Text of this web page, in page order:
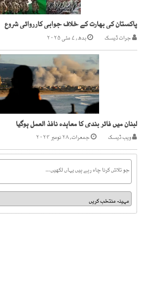
پاکستان کی بھارت کے خلاف جوابی کارروائی شروع
جرات ڈیسک بدھ, ۷ مئی ۲۰۲۵
لبنان میں فائر بندی کا معاہدہ نافذ العمل ہوگیا
ویب ڈیسک جمعرات, ۲۸ نومبر ۲۰۲۴